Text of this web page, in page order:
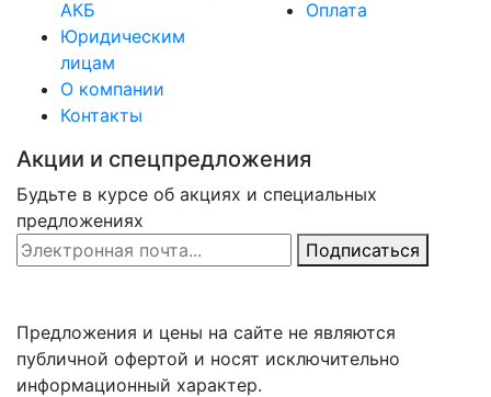
АКБ
Юридическим
лицам
О компании
Контакты
Оплата
Акции и спецпредложения
Будьте в курсе об акциях и специальных
предложениях
Email Address
Подписаться
Предложения и цены на сайте не являются
публичной офертой и носят исключительно
информационный характер.